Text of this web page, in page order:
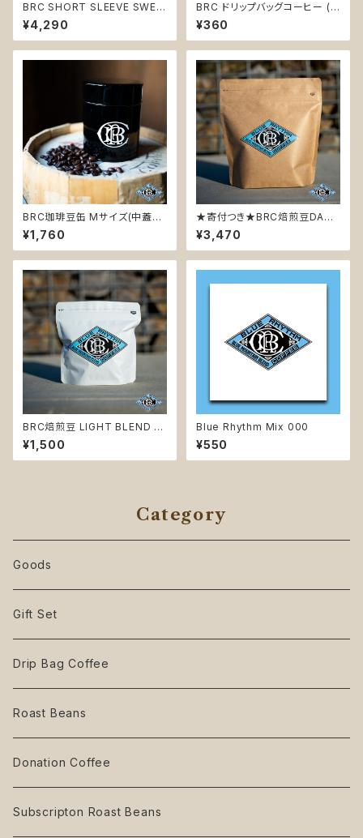
BRC SHORT SLEEVE SWEA
T (BLACK) ★ドリップバッグ1
袋付
¥4,290
BRC ドリップバッグコーヒー (D
ARK BLEND) 1袋売り
¥360
BRC珈琲豆缶 Mサイズ(中蓋付)
内量225g ※缶のみの商品にな
ります。
¥1,760
★寄付つき★BRC焙煎豆DARK
BLEND200g(毎月末締め翌月
10日までに発送いたします。)
¥3,470
BRC焙煎豆 LIGHT BLEND 10
0g (毎月末締め翌月10日まで
に発送いたします。)
¥1,500
Blue Rhythm Mix 000
¥550
Category
Goods
Gift Set
Drip Bag Coffee
Roast Beans
Donation Coffee
Subscripton Roast Beans